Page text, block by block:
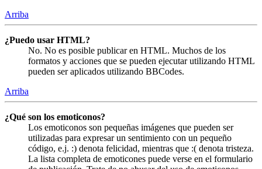
Arriba
¿Puedo usar HTML?
No. No es posible publicar en HTML. Muchos de los
formatos y acciones que se pueden ejecutar utilizando HTML
pueden ser aplicados utilizando BBCodes.
Arriba
¿Qué son los emoticonos?
Los emoticonos son pequeñas imágenes que pueden ser
utilizadas para expresar un sentimiento con un pequeño
código, e.j. :) denota felicidad, mientras que :( denota tristeza.
La lista completa de emoticones puede verse en el formulario